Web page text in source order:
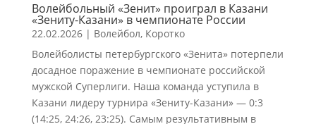
Волейбольный «Зенит» проиграл в Казани
«Зениту-Казани» в чемпионате России
22.02.2026| Волейбол, Коротко
Волейболисты петербургского «Зенита» потерпели
досадное поражение в чемпионате российской
мужской Суперлиги. Наша команда уступила в
Казани лидеру турнира «Зениту-Казани» — 0:3
(14:25, 24:26, 23:25). Самым результативным в